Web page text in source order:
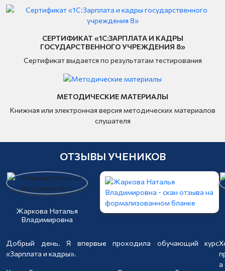
СЕРТИФИКАТ «1С:ЗАРПЛАТА И КАДРЫ
ГОСУДАРСТВЕННОГО УЧРЕЖДЕНИЯ 8»
Сертификат выдается по результатам тестирования
МЕТОДИЧЕСКИЕ МАТЕРИАЛЫ
Книжная или электронная версия методических материалов
слушателя
ОТЗЫВЫ УЧЕНИКОВ
Жаркова Наталья
Владимировна
Добрый день. Я впервые проходила обучающий курс
«Зарплата и кадры».